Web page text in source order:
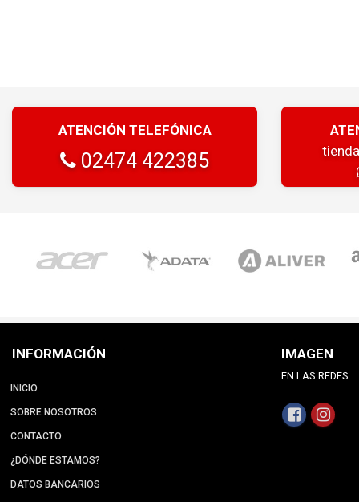
ATENCIÓN TELEFÓNICA
02474 422385
INFORMACIÓN
INICIO
SOBRE NOSOTROS
CONTACTO
¿DÓNDE ESTAMOS?
DATOS BANCARIOS
IMAGEN
EN LAS REDES